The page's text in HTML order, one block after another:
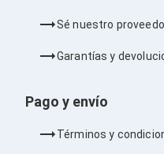
Micrófonos
Bases para Audífonos
Bocinas
Bocinas Portátiles
Sé nuestro
Garantías y
Pago y envío
Términos y